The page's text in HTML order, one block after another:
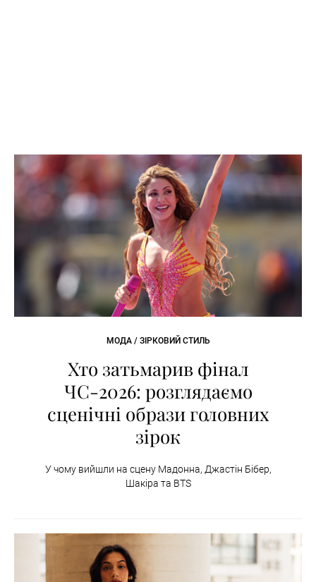
МОДА / ЗІРКОВИЙ СТИЛЬ
Хто затьмарив фінал
ЧС-2026: розглядаємо
сценічні образи головних
зірок
У чому вийшли на сцену Мадонна, Джастін Бібер,
Шакіра та BTS